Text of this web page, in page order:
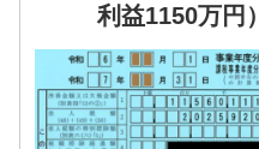
利益1150万円）